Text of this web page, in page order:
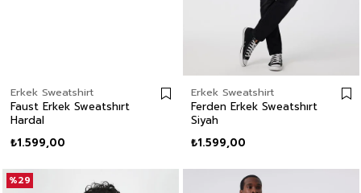
Erkek Sweatshirt
Faust Erkek Sweatshırt
Hardal
₺1.599,00
Erkek Sweatshirt
Ferden Erkek Sweatshırt
Siyah
₺1.599,00
%29